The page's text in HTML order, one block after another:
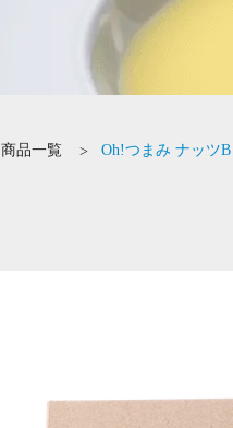
商品一覧 Oh!つまみ ナッツB